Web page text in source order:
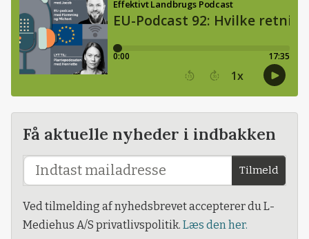
Få aktuelle nyheder i indbakken
Tilmeld
Ved tilmelding af nyhedsbrevet accepterer du L-
Mediehus A/S privatlivspolitik. Læs den her.